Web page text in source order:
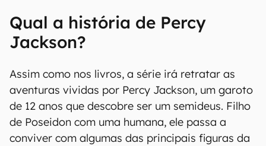
Qual a história de Percy
Jackson?
Assim como nos livros, a série irá retratar as
aventuras vividas por Percy Jackson, um garoto
de 12 anos que descobre ser um semideus. Filho
de Poseidon com uma humana, ele passa a
conviver com algumas das principais figuras da